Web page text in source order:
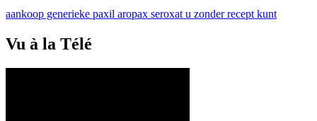
aankoop generieke paxil aropax seroxat u zonder recept kunt
Vu à la Télé